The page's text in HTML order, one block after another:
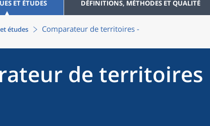
ET ÉTUDES DÉFINITIONS, MÉTHODES ET QUALITÉ
études Comparateur de territoires -
de territoires